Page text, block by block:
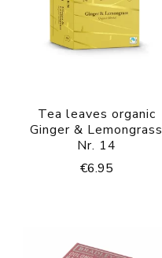
Tea leaves organic
Ginger & Lemongrass
Nr. 14
€6.95